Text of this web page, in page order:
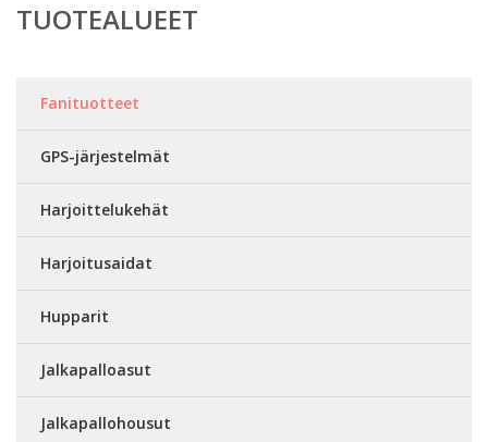
TUOTEALUEET
Fanituotteet
GPS-järjestelmät
Harjoittelukehät
Harjoitusaidat
Hupparit
Jalkapalloasut
Jalkapallohousut